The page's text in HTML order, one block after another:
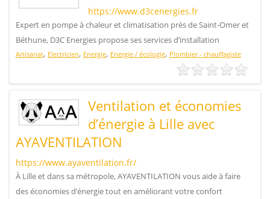
https://www.d3cenergies.fr
Expert en pompe à chaleur et climatisation près de Saint-Omer et
Béthune, D3C Energies propose ses services d’installation
Artisanat, Electricien, Energie, Energie / écologie, Plombier - chauffagiste
Ventilation et économies
d’énergie à Lille avec
AYAVENTILATION
https://www.ayaventilation.fr/
À Lille et dans sa métropole, AYAVENTILATION vous aide à faire
des économies d’énergie tout en améliorant votre confort